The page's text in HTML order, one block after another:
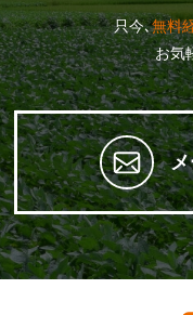
只今､無料
お気